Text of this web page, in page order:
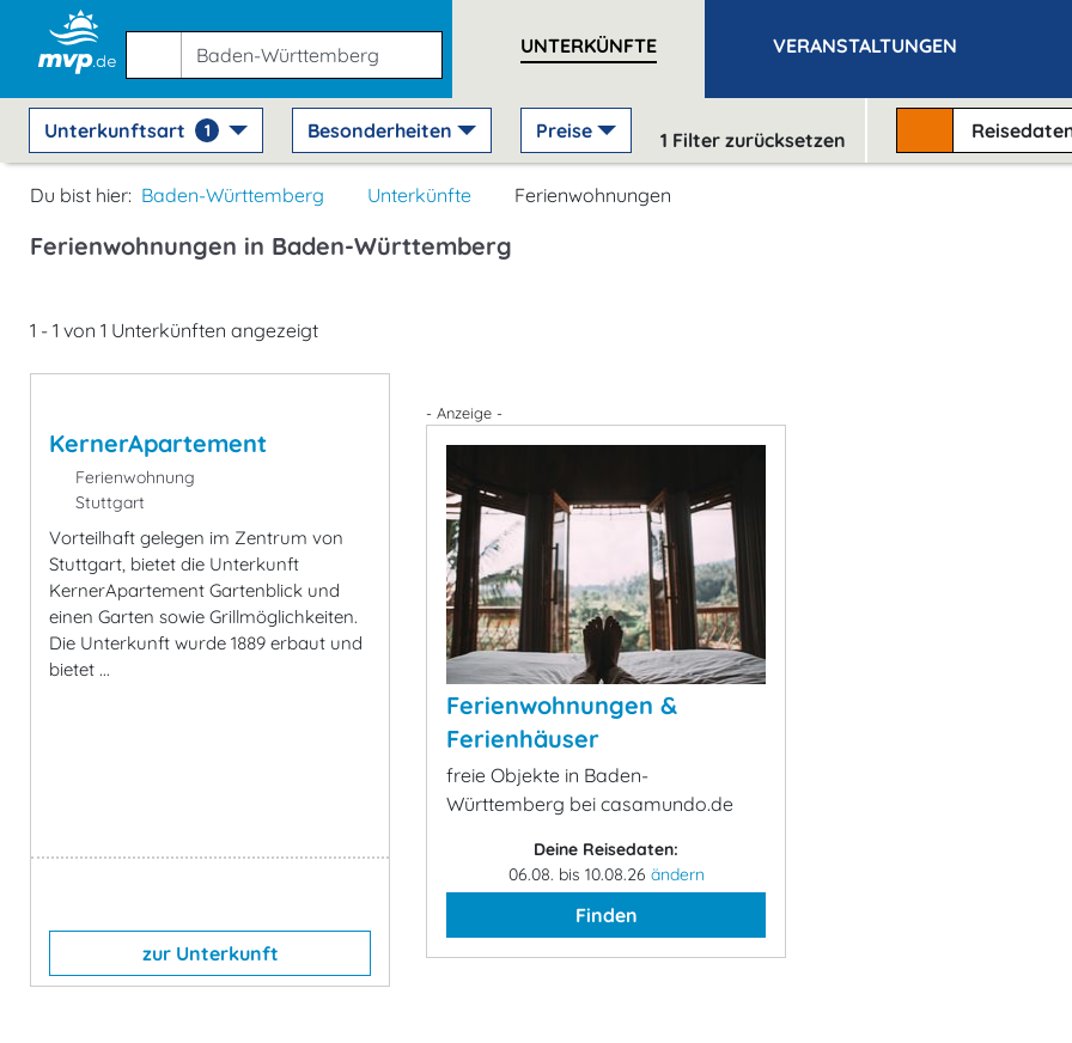
UNTERKÜNFTE VERANSTALTUNGEN
Unterkunftsart 1 Besonderheiten Preise 1 Filter zurücksetzen
Du bist hier: Baden-Württemberg Unterkünfte Ferienwohnungen
Ferienwohnungen in Baden-Württemberg
1 - 1 von 1 Unterkünften angezeigt
KernerApartement
Ferienwohnung
Stuttgart
Vorteilhaft gelegen im Zentrum von
Stuttgart, bietet die Unterkunft
KernerApartement Gartenblick und
einen Garten sowie Grillmöglichkeiten.
Die Unterkunft wurde 1889 erbaut und
bietet ...
zur Unterkunft
- Anzeige -
Ferienwohnungen &
Ferienhäuser
freie Objekte in Baden-
Württemberg bei casamundo.de
Deine Reisedaten:
06.08. bis 10.08.26 ändern
Finden